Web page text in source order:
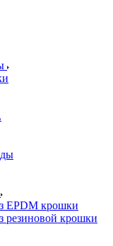
EPDM крошки
резиновой крошки